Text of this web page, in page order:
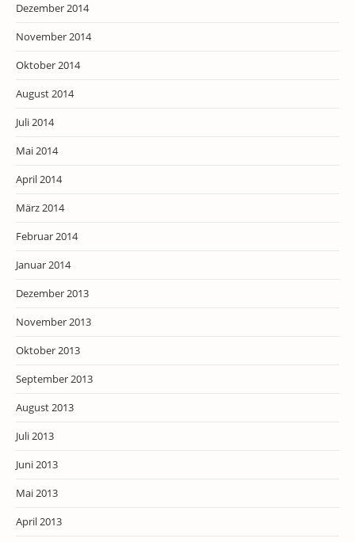
Dezember 2014
November 2014
Oktober 2014
August 2014
Juli 2014
Mai 2014
April 2014
März 2014
Februar 2014
Januar 2014
Dezember 2013
November 2013
Oktober 2013
September 2013
August 2013
Juli 2013
Juni 2013
Mai 2013
April 2013